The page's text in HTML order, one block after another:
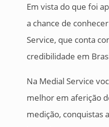
Em vista do que foi
a chance de
Service, que conta
credibilidade em
Na Medial Service
melhor em aferição
medição, conquistas